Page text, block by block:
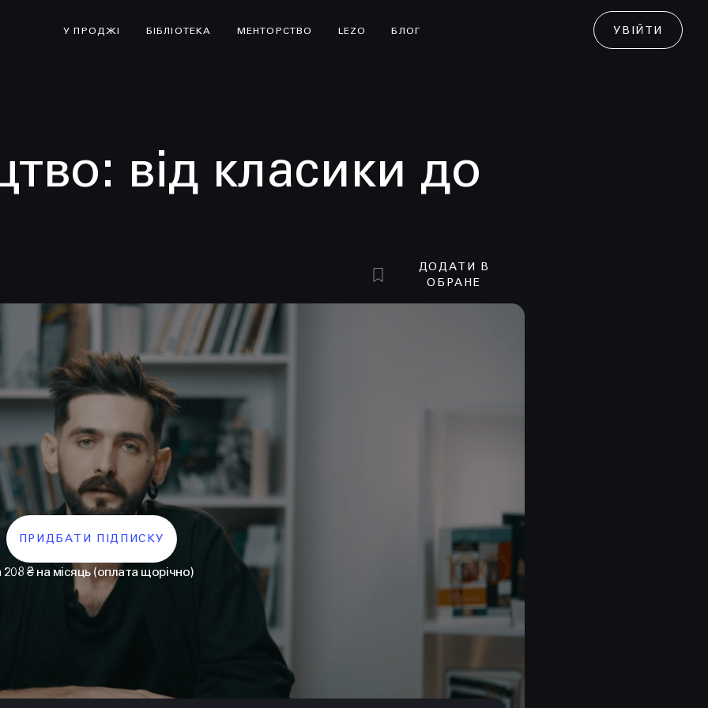
У ПРОДЖІ БІБЛІОТЕКА МЕНТОРСТВО LEZO БЛОГ УВІЙТИ
від класики до
ДОДАТИ В
ОБРАНЕ
ПРИДБАТИ ПІДПИСКУ
208 ₴ на місяць (оплата щорічно)